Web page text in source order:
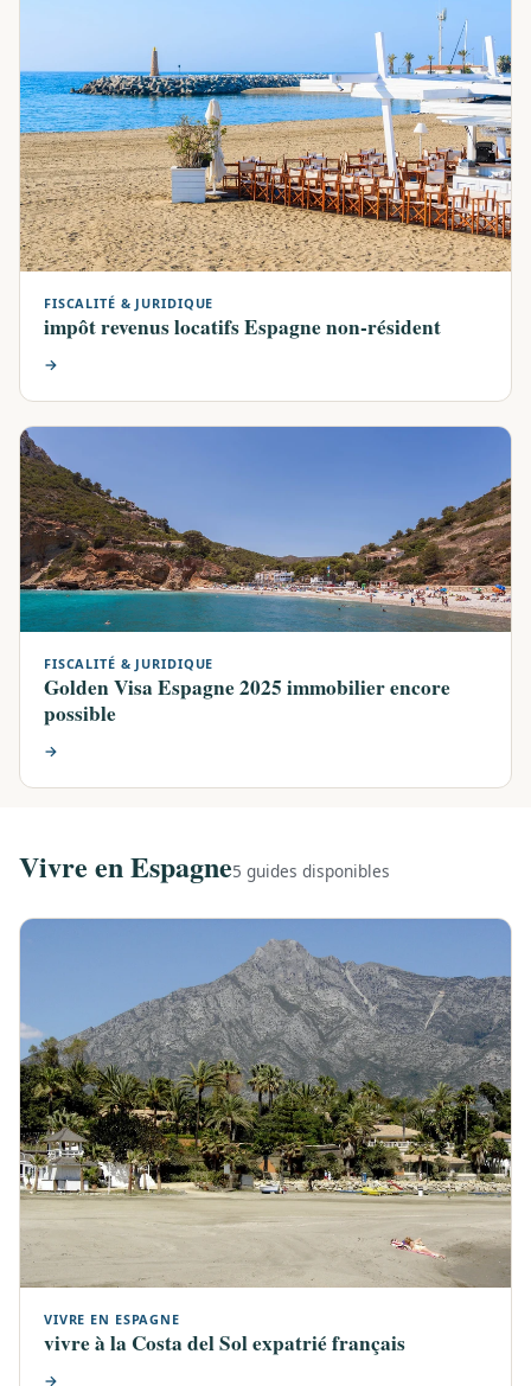
FISCALITÉ & JURIDIQUE
impôt revenus locatifs Espagne non-résident
→
FISCALITÉ & JURIDIQUE
Golden Visa Espagne 2025 immobilier encore
possible
→
Vivre en Espagne5 guides disponibles
VIVRE EN ESPAGNE
vivre à la Costa del Sol expatrié français
→